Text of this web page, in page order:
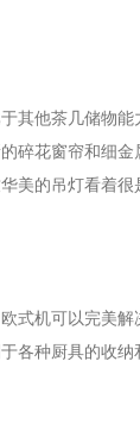
其他茶几储物
碎花窗帘和细
美的吊灯看着很
式机可以完美
各种厨具的收纳